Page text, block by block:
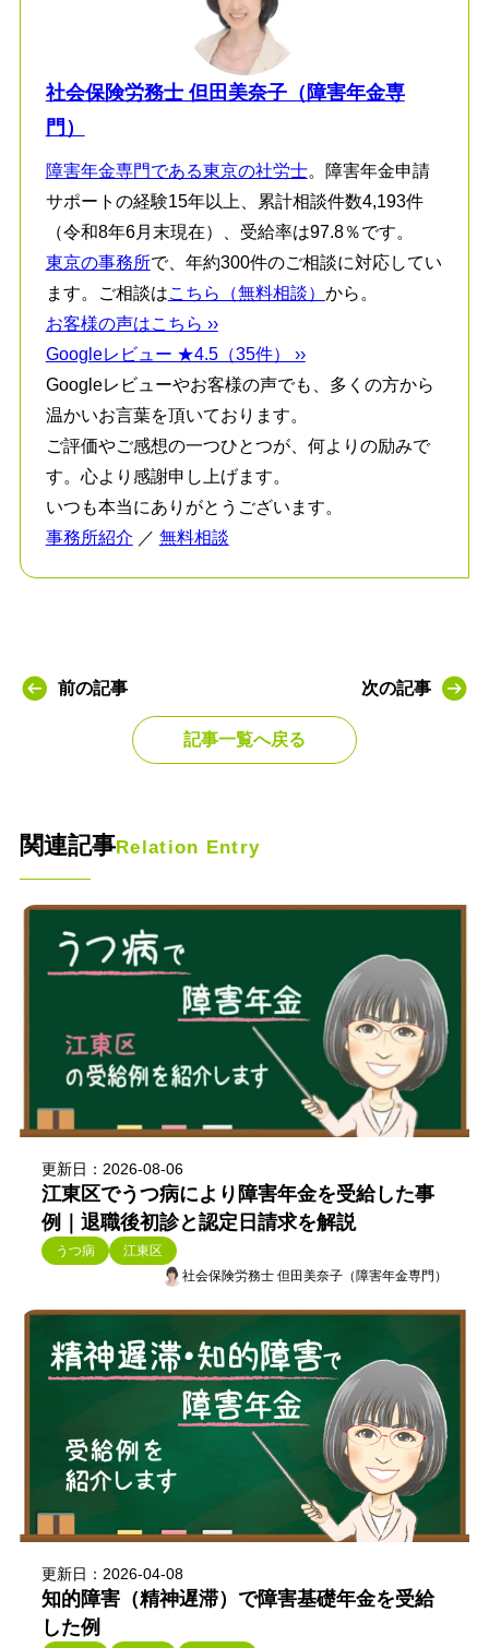
社会保険労務士 但田美奈子（障害年金専
門）
障害年金専門である東京の社労士。障害年金申請
サポートの経験15年以上、累計相談件数4,193件
（令和8年6月末現在）、受給率は97.8％です。
東京の事務所で、年約300件のご相談に対応してい
ます。ご相談はこちら（無料相談） から。
お客様の声はこちら ››
Googleレビュー ★4.5（35件） ››
Googleレビューやお客様の声でも、多くの方から
温かいお言葉を頂いております。
ご評価やご感想の一つひとつが、何よりの励みで
す。心より感謝申し上げます。
いつも本当にありがとうございます。
事務所紹介 ／ 無料相談
前の記事
記事一覧へ戻る
次の記事
関連記事Relation Entry
更新日：2026-08-06
江東区でうつ病により障害年金を受給した事
例｜退職後初診と認定日請求を解説
うつ病
江東区
社会保険労務士 但田美奈子（障害年金専門）
更新日：2026-04-08
知的障害（精神遅滞）で障害基礎年金を受給
した例